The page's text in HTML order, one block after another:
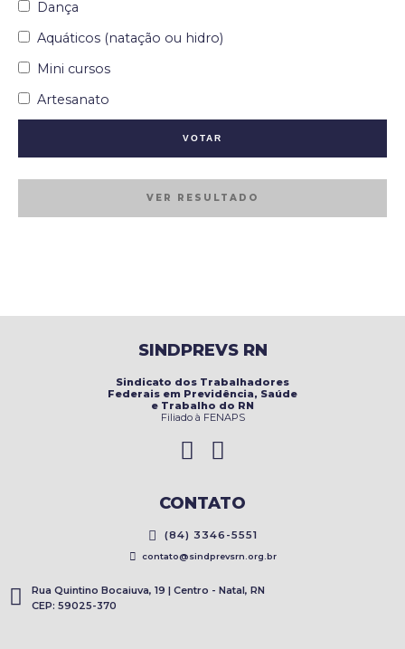
Dança
Aquáticos (natação ou hidro)
Mini cursos
Artesanato
VER RESULTADO
SINDPREVS RN
Sindicato dos Trabalhadores
Federais em Previdência, Saúde
e Trabalho do RN
Filiado à FENAPS
CONTATO
(84) 3346-5551
contato@sindprevsrn.org.br
Rua Quintino Bocaiuva, 19 | Centro - Natal, RN
CEP: 59025-370